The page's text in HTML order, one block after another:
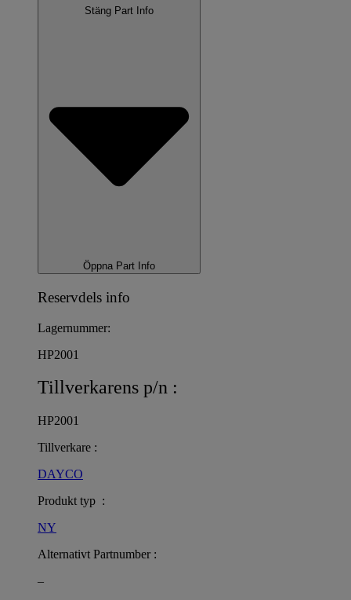
Stäng Part Info
Öppna Part Info
Reservdels info
Lagernummer:
HP2001
Tillverkarens p/n :
HP2001
Tillverkare :
DAYCO
Produkt typ :
NY
Alternativt Partnumber :
–